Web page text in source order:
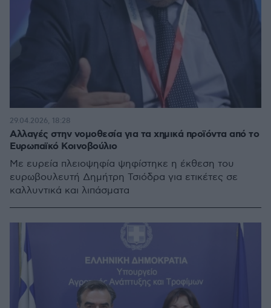
Αλλαγές στην νομοθεσία για τα χημικά προϊόντα από το
Ευρωπαϊκό Κοινοβούλιο
Με ευρεία πλειοψηφία ψηφίστηκε η έκθεση του
ευρωβουλευτή Δημήτρη Τσιόδρα για ετικέτες σε
καλλυντικά και λιπάσματα
29.04.2026, 18:28